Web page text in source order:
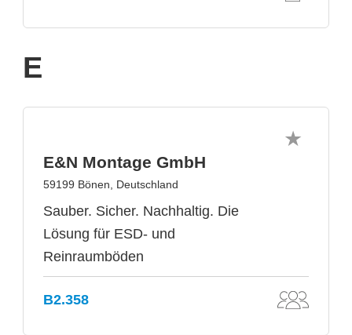
E
E&N Montage GmbH
59199 Bönen, Deutschland
Sauber. Sicher. Nachhaltig. Die
Lösung für ESD- und
Reinraumböden
B2.358